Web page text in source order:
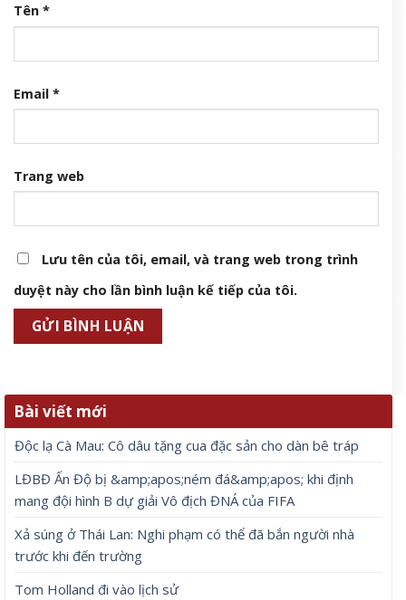
Tên *
Email *
Trang web
Lưu tên của tôi, email, và trang web trong trình
duyệt này cho lần bình luận kế tiếp của tôi.
Bài viết mới
Độc lạ Cà Mau: Cô dâu tặng cua đặc sản cho dàn bê tráp
LĐBĐ Ấn Độ bị &amp;apos;ném đá&amp;apos; khi định
mang đội hình B dự giải Vô địch ĐNÁ của FIFA
Xả súng ở Thái Lan: Nghi phạm có thể đã bắn người nhà
trước khi đến trường
Tom Holland đi vào lịch sử